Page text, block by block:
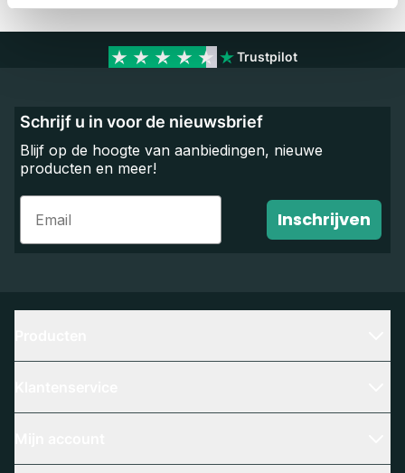
Trustpilot
Schrijf u in voor de nieuwsbrief
Blijf op de hoogte van aanbiedingen, nieuwe
producten en meer!
Email
Inschrijven